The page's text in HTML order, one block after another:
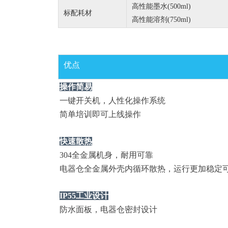
标配耗材
高性能墨水(500ml)
高性能溶剂(750ml)
优点
操作简易
一键开关机，人性化操作系统
简单培训即可上线操作
快速散热
304全金属机身，耐用可靠
电器仓全金属外壳内循环散热，运行更加稳定
IP55工业设计
防水面板，电器仓密封设计